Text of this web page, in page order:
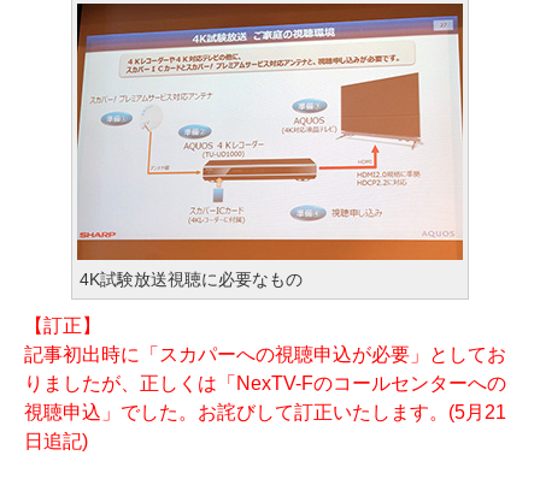
4K試験放送視聴に必要なもの
【訂正】
記事初出時に「スカパーへの視聴申込が必要」としてお
りましたが、正しくは「NexTV-Fのコールセンターへの
視聴申込」でした。お詫びして訂正いたします。(5月21
日追記)